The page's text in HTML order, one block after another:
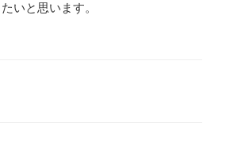
いと思います。